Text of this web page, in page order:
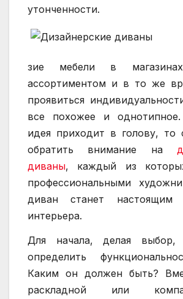
утонченности.
зие мебели в
ассортиментом и в то же
проявиться
все похожее и
идея приходит в голову, то
обратить внимание на
диваны, каждый из
профессиональными
диван станет настоящим
интерьера.
Для начала, делая выбор,
определить
Каким он должен быть?
раскладной или